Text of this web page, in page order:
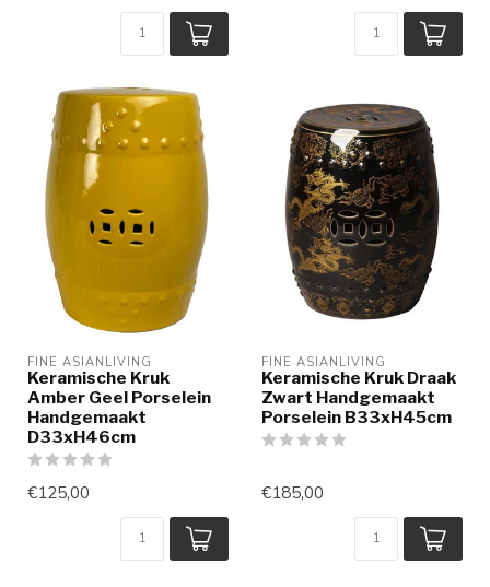
FINE ASIANLIVING
Keramische Kruk
Amber Geel Porselein
Handgemaakt
D33xH46cm
€125,00
FINE ASIANLIVING
Keramische Kruk Draak
Zwart Handgemaakt
Porselein B33xH45cm
€185,00